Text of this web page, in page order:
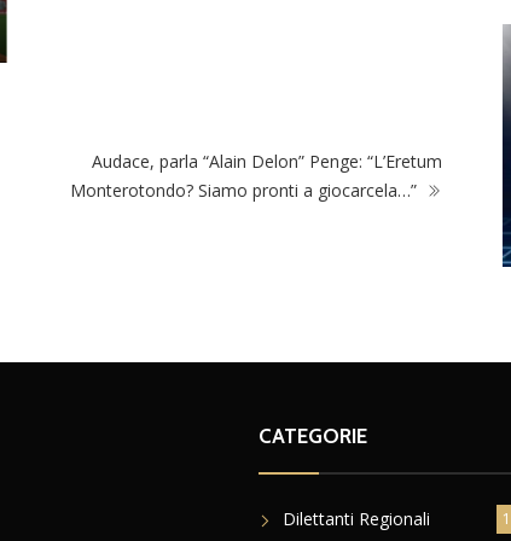
Audace, parla “Alain Delon” Penge: “L’Eretum
Monterotondo? Siamo pronti a giocarcela…”
CATEGORIE
Dilettanti Regionali